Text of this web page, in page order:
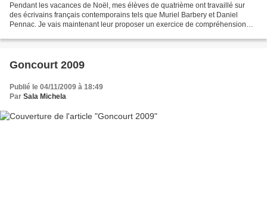
Pendant les vacances de Noël, mes élèves de quatrième ont travaillé sur
des écrivains français contemporains tels que Muriel Barbery et Daniel
Pennac. Je vais maintenant leur proposer un exercice de compréhension
Goncourt 2009
Publié le 04/11/2009 à 18:49
Par Sala Michela